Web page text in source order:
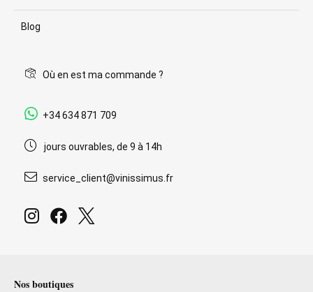
Blog
Où en est ma commande ?
+34 634 871 709
jours ouvrables, de 9 à 14h
service_client@vinissimus.fr
Nos boutiques